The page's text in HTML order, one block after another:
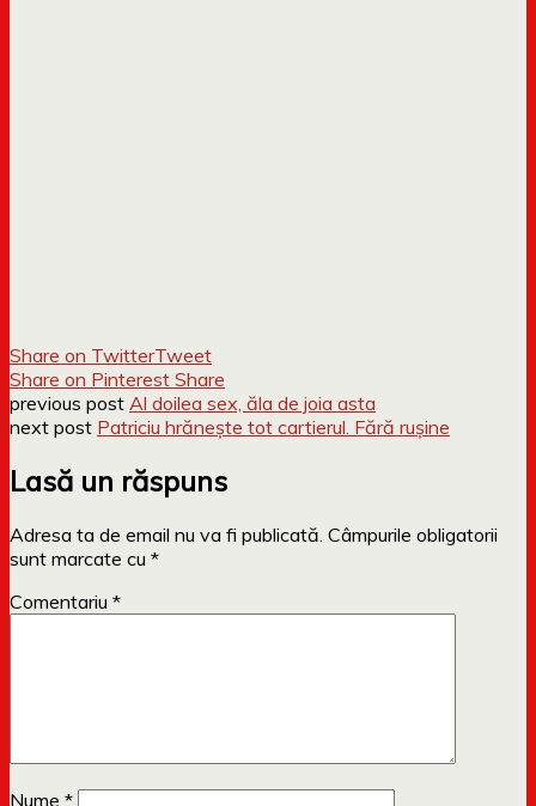
Share on TwitterTweet
Share on Pinterest Share
previous post Al doilea sex, ăla de joia asta
next post Patriciu hrănește tot cartierul. Fără rușine
Lasă un răspuns
Adresa ta de email nu va fi publicată. Câmpurile obligatorii
sunt marcate cu *
Comentariu *
Nume *